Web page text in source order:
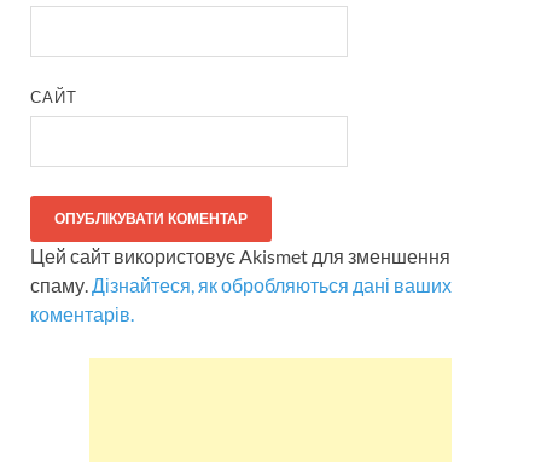
САЙТ
Цей сайт використовує Akismet для зменшення
спаму.Дізнайтеся, як обробляються дані ваших
коментарів.